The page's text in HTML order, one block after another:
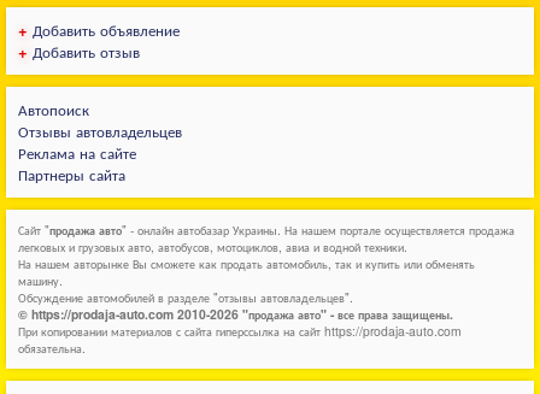
+ Добавить объявление
+ Добавить отзыв
Автопоиск
Отзывы автовладельцев
Реклама на сайте
Партнеры сайта
Сайт "продажа авто" - онлайн автобазар Украины. На нашем портале осуществляется продажа
легковых и грузовых авто, автобусов, мотоциклов, авиа и водной техники.
На нашем авторынке Вы сможете как продать автомобиль, так и купить или обменять
машину.
Обсуждение автомобилей в разделе "отзывы автовладельцев".
© https://prodaja-auto.com 2010-2026 "продажа авто" - все права защищены.
При копировании материалов с сайта гиперссылка на сайт https://prodaja-auto.com
обязательна.